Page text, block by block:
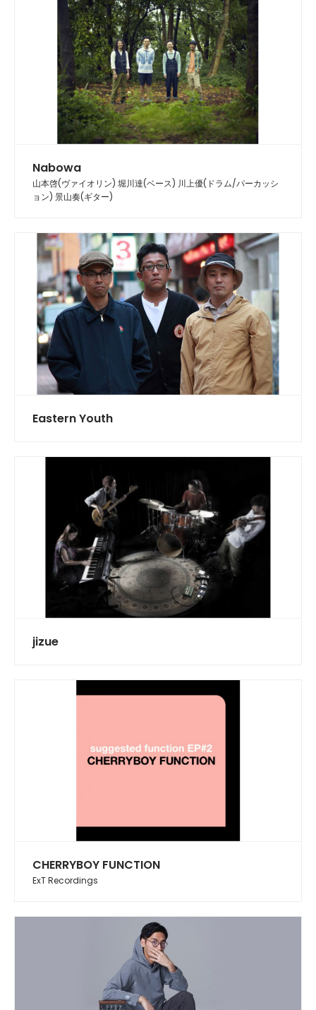
Nabowa
山本啓(ヴァイオリン) 堀川達(ベース) 川上優(ドラム/パーカッシ
ョン) 景山奏(ギター)
Eastern Youth
jizue
CHERRYBOY FUNCTION
ExT Recordings